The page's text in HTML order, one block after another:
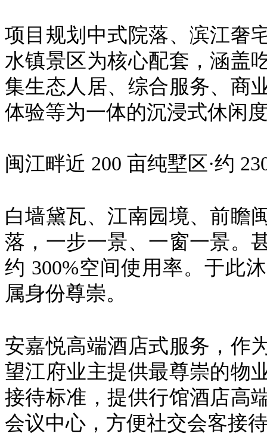
项目规划中式院落、滨江奢
水镇景区为核心配套，涵盖
集生态人居、综合服务、商
体验等为一体的沉浸式休闲
闽江畔近 200 亩纯墅区·约
白墙黛瓦、江南园境、前瞻
落，一步一景、一窗一景。
约 300%空间使用率。于此
属身份尊崇。
安嘉悦高端酒店式服务，作
望江府业主提供最尊崇的物
接待标准，提供行馆酒店高
会议中心，方便社交会客接